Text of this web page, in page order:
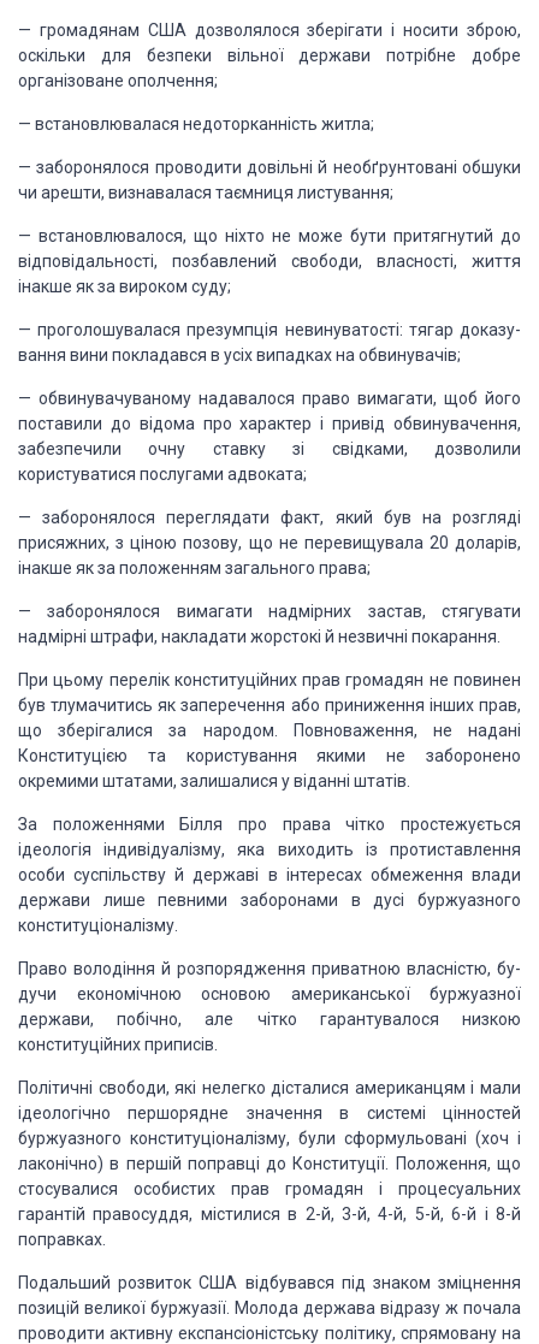
— громадянам США дозволялося зберігати і носити зброю,
оскільки для безпеки вільної держави потрібне добре
організоване ополчення;
— встановлювалася недоторканність житла;
—заборонялося проводити довільні й необґрунтовані обшуки
чи арешти, визнавалася таємниця листування;
— встановлювалося, що ніхто не може бути притягнутий до
відповідальності, позбавлений свободи, власності, життя
інакше як за вироком суду;
—проголошувалася презумпція невинуватості: тягар доказу­
вання вини покладався в усіх випадках на обвинувачів;
— обвинувачуваному надавалося право вимагати, щоб його
по­ставили до відома про характер і привід обвинувачення,
забезпе­чили очну ставку зі свідками, дозволили
користуватися послугами адвоката;
—заборонялося переглядати факт, який був на розгляді
присяж­них, з ціною позову, що не перевищувала 20 доларів,
інакше як за положенням загального права;
—заборонялося вимагати надмірних застав, стягувати
надмірні штрафи, накладати жорстокі й незвичні покарання.
При цьому перелік конституційних прав громадян не повинен
був тлумачитись як заперечення або приниження інших прав,
що зберігалися за народом. Повноваження, не надані
Конституцією та користування якими не заборонено
окремими штатами, залишали­ся у віданні штатів.
За положеннями Білля про права чітко простежується
ідеологія індивідуалізму, яка виходить із протиставлення
особи суспільству й державі в інтересах обмеження влади
держави лише певними заборонами в дусі буржуазного
конституціоналізму.
Право володіння й розпорядження приватною власністю, бу­
дучи економічною основою американської буржуазної
держави, побічно, але чітко гарантувалося низкою
конституційних приписів.
Політичні свободи, які нелегко дісталися американцям і мали
ідеологічно першорядне значення в системі цінностей
буржуазно­го конституціоналізму, були сформульовані (хоч і
лаконічно) в першій поправці до Конституції.
Положення, що
стосувалися осо­бистих прав громадян і процесуальних
гарантій правосуддя, містилися в 2-й, 3-й, 4-й, 5-й, 6-й і 8-й
поправках.
Подальший розвиток США відбувався під знаком зміцнення
позицій великої буржуазії. Молода держава відразу ж почала
про­водити активну експансіоністську політику, спрямовану на